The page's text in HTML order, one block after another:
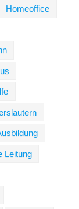
Homeoffice
Leitung